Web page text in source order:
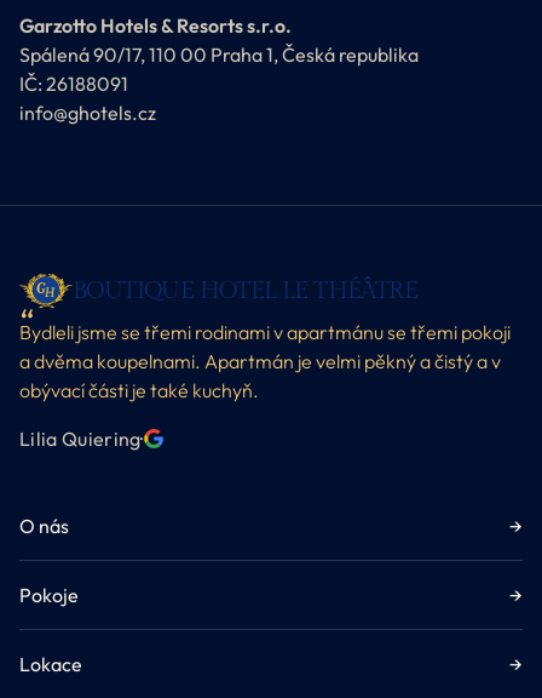
Garzotto Hotels & Resorts s.r.o.
Spálená 90/17, 110 00 Praha 1, Česká republika
IČ: 26188091
info@ghotels.cz
BOUTIQUE HOTEL LE THÉÂTRE
Bydleli jsme se třemi rodinami v apartmánu se třemi pokoji
a dvěma koupelnami. Apartmán je velmi pěkný a čistý a v
obývací části je také kuchyň.
Lilia Quiering·
O nás →
Pokoje →
Lokace →